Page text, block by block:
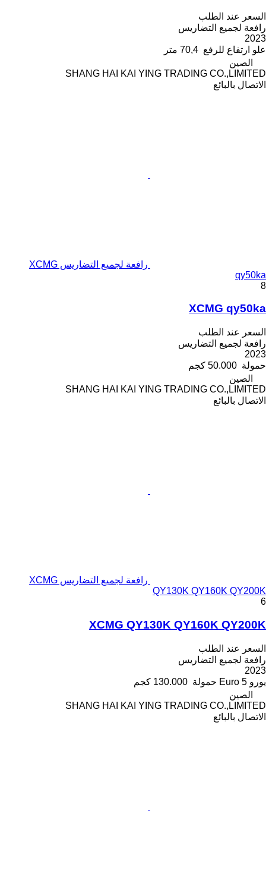
السعر عند الطلب
رافعة لجميع التضاريس
2023
علو ارتفاع للرفع 70,4 متر
الصين
SHANG HAI KAI YING TRADING CO.,LIMITED
الاتصال بالبائع
رافعة لجميع التضاريس XCMG
qy50ka
8
XCMG qy50ka
السعر عند الطلب
رافعة لجميع التضاريس
2023
حمولة 50.000 كجم
الصين
SHANG HAI KAI YING TRADING CO.,LIMITED
الاتصال بالبائع
رافعة لجميع التضاريس XCMG
QY130K QY160K QY200K
6
XCMG QY130K QY160K QY200K
السعر عند الطلب
رافعة لجميع التضاريس
2023
يورو Euro 5 حمولة 130.000 كجم
الصين
SHANG HAI KAI YING TRADING CO.,LIMITED
الاتصال بالبائع